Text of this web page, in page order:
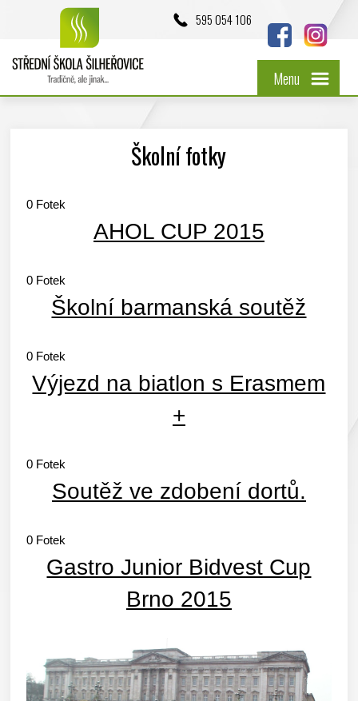
595 054 106
Menu
Školní fotky
0 Fotek
AHOL CUP 2015
0 Fotek
Školní barmanská soutěž
0 Fotek
Výjezd na biatlon s Erasmem
+
0 Fotek
Soutěž ve zdobení dortů.
0 Fotek
Gastro Junior Bidvest Cup
Brno 2015